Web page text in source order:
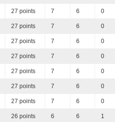
27 points 7 6 0
27 points 7 6 0
27 points 7 6 0
27 points 7 6 0
27 points 7 6 0
27 points 7 6 0
27 points 7 6 0
26 points 6 6 1